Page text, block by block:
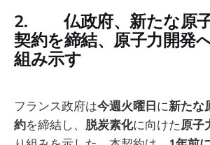
2. 仏政府、新たな原子
契約を締結、原子力開発
組み示す
フランス政府は今週火曜日に新たな
約を締結し、 脱炭素化に向けた原子